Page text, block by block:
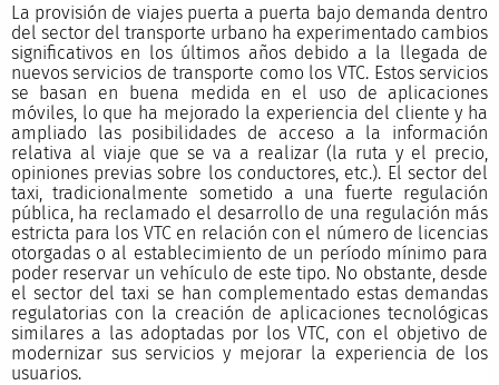
La provisión de viajes puerta a puerta bajo demanda dentro
del sector del transporte urbano ha experimentado cambios
significativos en los últimos años debido a la llegada de
nuevos servicios de transporte como los VTC. Estos servicios
se basan en buena medida en el uso de aplicaciones
móviles, lo que ha mejorado la experiencia del cliente y ha
ampliado las posibilidades de acceso a la información
relativa al viaje que se va a realizar (la ruta y el precio,
opiniones previas sobre los conductores, etc.). El sector del
taxi, tradicionalmente sometido a una fuerte regulación
pública, ha reclamado el desarrollo de una regulación más
estricta para los VTC en relación con el número de licencias
otorgadas o al establecimiento de un período mínimo para
poder reservar un vehículo de este tipo. No obstante, desde
el sector del taxi se han complementado estas demandas
regulatorias con la creación de aplicaciones tecnológicas
similares a las adoptadas por los VTC, con el objetivo de
modernizar sus servicios y mejorar la experiencia de los
usuarios.